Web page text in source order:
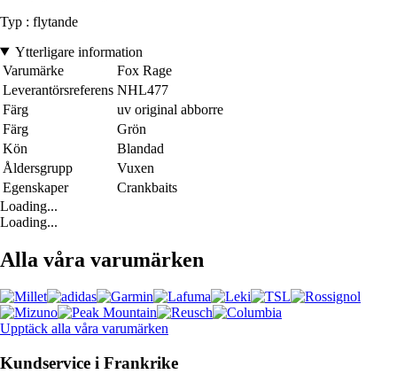
Typ : flytande
Ytterligare information
Varumärke
Fox Rage
Leverantörsreferens NHL477
Färg
uv original abborre
Färg
Grön
Kön
Blandad
Åldersgrupp
Vuxen
Egenskaper
Crankbaits
Loading...
Loading...
Alla våra varumärken
Upptäck alla våra varumärken
Kundservice i Frankrike